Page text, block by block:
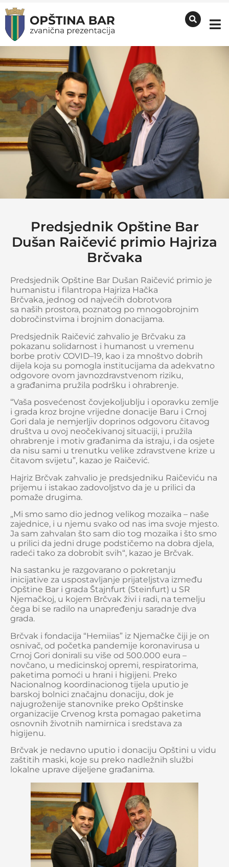
Predsjednik Opštine Bar
Dušan Raičević primio Hajriza
Brčvaka
Predsjednik Opštine Bar Dušan Raičević primio je
humanistu i filantropa Hajriza Hačka
Brčvaka, jednog od najvećih dobrotvora
sa naših prostora, poznatog po mnogobrojnim
dobročinstvima i brojnim donacijama.
Predsjednik Raičević zahvalio je Brčvaku za
pokazanu solidarnost i humanost u vremenu
borbe protiv COVID–19, kao i za mnoštvo dobrih
dijela koja su pomogla institucijama da adekvatno
odgovore ovom javnozdravstvenom riziku,
a građanima pružila podršku i ohrabrenje.
“Vaša posvećenost čovjekoljublju i oporavku zemlje
i grada kroz brojne vrijedne donacije Baru i Crnoj
Gori dala je nemjerljiv doprinos odgovoru čitavog
društva u ovoj neočekivanoj situaciji, i pružila
ohrabrenje i motiv građanima da istraju, i da osjete
da nisu sami u trenutku velike zdravstvene krize u
čitavom svijetu”, kazao je Raičević.
Hajriz Brčvak zahvalio je predsjedniku Raičeviću na
prijemu i istakao zadovoljstvo da je u prilici da
pomaže drugima.
„Mi smo samo dio jednog velikog mozaika – naše
zajednice, i u njemu svako od nas ima svoje mjesto.
Ja sam zahvalan što sam dio tog mozaika i što smo
u prilici da jedni druge podstičemo na dobra djela,
radeći tako za dobrobit svih“, kazao je Brčvak.
Na sastanku je razgovarano o pokretanju
inicijative za uspostavljanje prijateljstva između
Opštine Bar i grada Štajnfurt (Steinfurt) u SR
Njemačkoj, u kojem Brčvak živi i radi, na temelju
čega bi se radilo na unapređenju saradnje dva
grada.
Brčvak i fondacija “Hemiias” iz Njemačke čiji je on
osnivač, od početka pandemije koronavirusa u
Crnoj Gori donirali su više od 500.000 eura –
novčano, u medicinskoj opremi, respiratorima,
paketima pomoći u hrani i higijeni. Preko
Nacionalnog koordinacionog tijela uputio je
barskoj bolnici značajnu donaciju, dok je
najugroženije stanovnike preko Opštinske
organizacije Crvenog krsta pomagao paketima
osnovnih životnih namirnica i sredstava za
higijenu.
Brčvak je nedavno uputio i donaciju Opštini u vidu
zaštitih maski, koje su preko nadležnih službi
lokalne uprave dijeljene građanima.